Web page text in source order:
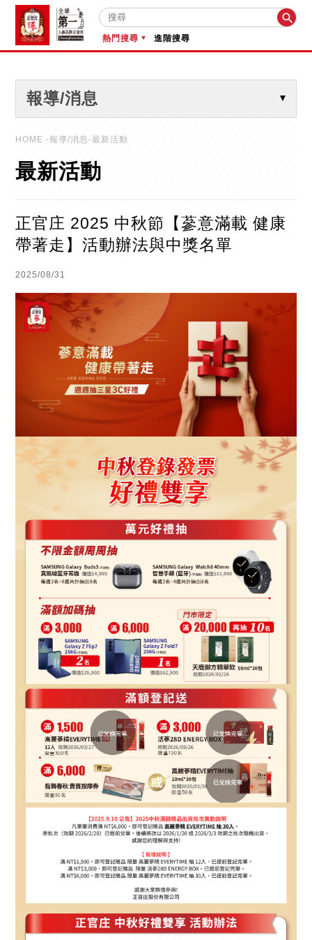

熱門搜尋 進階搜尋
報導/消息
HOME-報導/消息-最新活動
最新活動
正官庄 2025 中秋節【蔘意滿載 健康
帶著走】活動辦法與中獎名單
2025/08/31